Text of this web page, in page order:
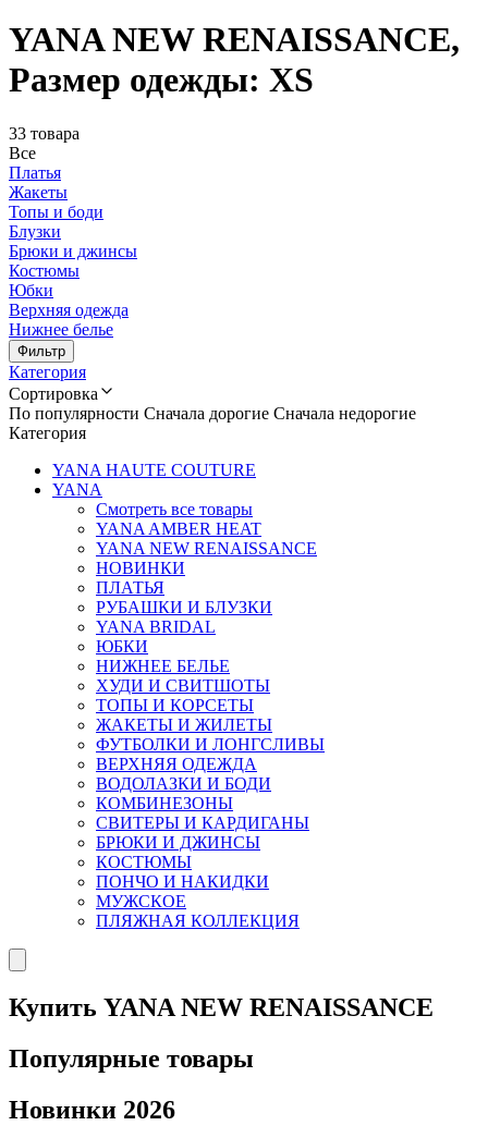
YANA NEW RENAISSANCE,
Размер одежды: XS
33 товара
Все
Платья
Жакеты
Топы и боди
Блузки
Брюки и джинсы
Костюмы
Юбки
Верхняя одежда
Нижнее белье
Фильтр
Категория
Сортировка
По популярности Сначала дорогие Сначала недорогие
Категория
YANA HAUTE COUTURE
YANA
Смотреть все товары
YANA AMBER HEAT
YANA NEW RENAISSANCE
НОВИНКИ
ПЛАТЬЯ
РУБАШКИ И БЛУЗКИ
YANA BRIDAL
ЮБКИ
НИЖНЕЕ БЕЛЬЕ
ХУДИ И СВИТШОТЫ
ТОПЫ И КОРСЕТЫ
ЖАКЕТЫ И ЖИЛЕТЫ
ФУТБОЛКИ И ЛОНГСЛИВЫ
ВЕРХНЯЯ ОДЕЖДА
ВОДОЛАЗКИ И БОДИ
КОМБИНЕЗОНЫ
СВИТЕРЫ И КАРДИГАНЫ
БРЮКИ И ДЖИНСЫ
КОСТЮМЫ
ПОНЧО И НАКИДКИ
МУЖСКОЕ
ПЛЯЖНАЯ КОЛЛЕКЦИЯ
Купить YANA NEW RENAISSANCE
Популярные товары
Новинки 2026